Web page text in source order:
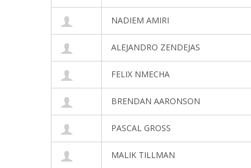
NADIEM AMIRI
ALEJANDRO ZENDEJAS
FELIX NMECHA
BRENDAN AARONSON
PASCAL GROSS
MALIK TILLMAN